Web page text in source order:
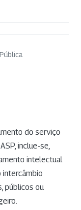
do serviço
inclue-se,
intelectual
públicos ou